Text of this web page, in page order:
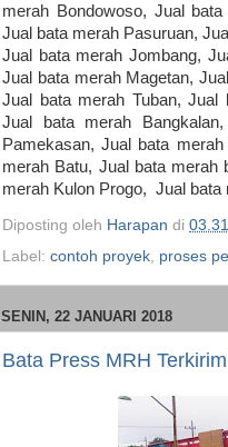
merah Bondowoso, Jual
Jual bata merah Pasuruan,
Jual bata merah Jombang,
Jual bata merah Magetan,
Jual bata merah Tuban, Jual
Jual bata merah
Pamekasan, Jual bata
merah Batu, Jual bata
merah Kulon Progo, Jual
Diposting oleh Harapan di 03.31
Label: contoh proyek proses
SENIN, 22 JANUARI 2018
Bata Press MRH